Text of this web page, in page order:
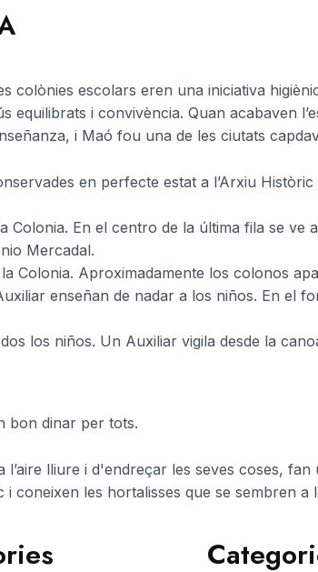
colònies escolars eren una iniciativa
equilibrats i convivència. Quan acabaven
i Maó fou una de les ciutats
en perfecte estat a l’Arxiu
Colonia. En el centro de la última fila se
Mercadal.
Colonia. Aproximadamente los colonos
enseñan de nadar a los niños. En el
los niños. Un Auxiliar vigila desde la
bon dinar per tots.
lliure i d'endreçar les seves coses,
coneixen les hortalisses que se sembren a